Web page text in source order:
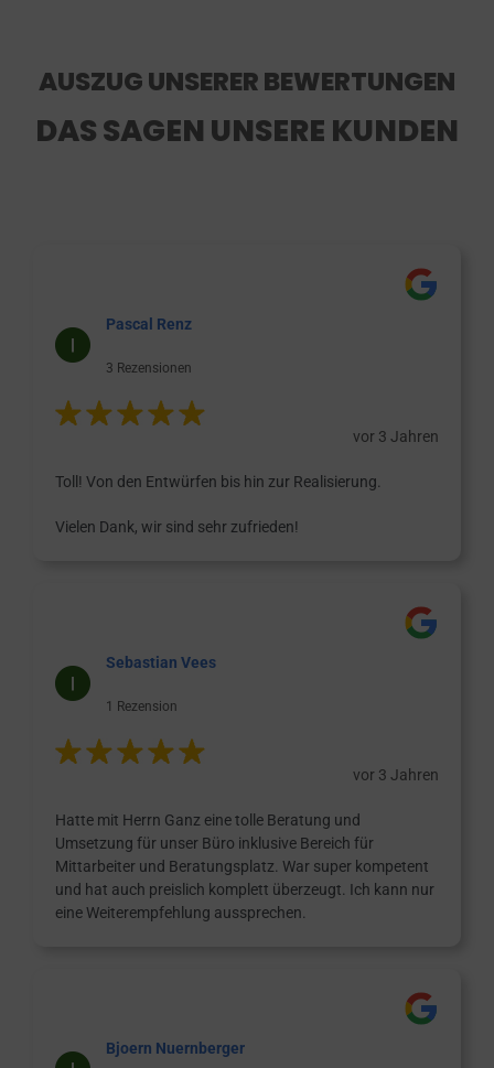
AUSZUG UNSERER BEWERTUNGEN
DAS SAGEN UNSERE KUNDEN
Pascal Renz
3 Rezensionen
vor 3 Jahren
Toll! Von den Entwürfen bis hin zur Realisierung.
Vielen Dank, wir sind sehr zufrieden!
Sebastian Vees
1 Rezension
vor 3 Jahren
Hatte mit Herrn Ganz eine tolle Beratung und
Umsetzung für unser Büro inklusive Bereich für
Mittarbeiter und Beratungsplatz. War super kompetent
und hat auch preislich komplett überzeugt. Ich kann nur
eine Weiterempfehlung aussprechen.
Bjoern Nuernberger